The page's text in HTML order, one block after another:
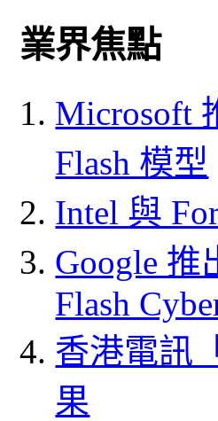
業界焦點
Microsoft
Flash 模型
Intel 與
Google 推
Flash
香港電訊
果